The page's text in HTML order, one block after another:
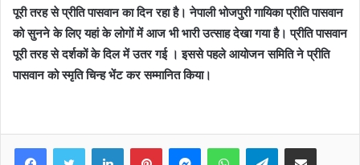
पूरी तरह से प्रीति पासवान का दिन रहा है। नेपाली भोजपुरी गायिका प्रीति पासवान
को सुनने के लिए यहां के लोगों में आज भी भारी उत्साह देखा गया है। प्रीति पासवान
पूरी तरह से दर्शकों के दिल में उतर गई । इससे पहले आयोजन समिति ने प्रीति
पासवान को स्मृति चिन्ह भेंट कर सम्मानित किया।
FacebookTwitter LinkedInPinterestMessengerWhatsAppTelegramShare via Email